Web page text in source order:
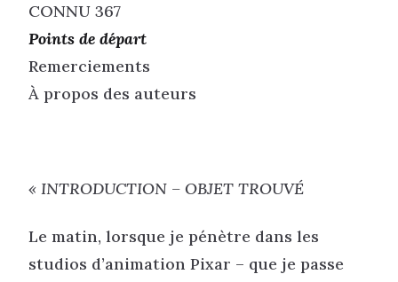
CONNU 367
Points de départ
Remerciements
À propos des auteurs
« INTRODUCTION – OBJET TROUVÉ
Le matin, lorsque je pénètre dans les
studios d’animation Pixar – que je passe